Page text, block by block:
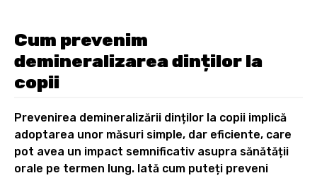
Cum prevenim
demineralizarea dinților la
copii
Prevenirea demineralizării dinților la copii implică
adoptarea unor măsuri simple, dar eficiente, care
pot avea un impact semnificativ asupra sănătății
orale pe termen lung. Iată cum puteți preveni